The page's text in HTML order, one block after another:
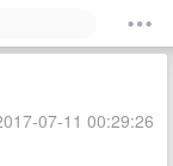
07-11 00:29:26